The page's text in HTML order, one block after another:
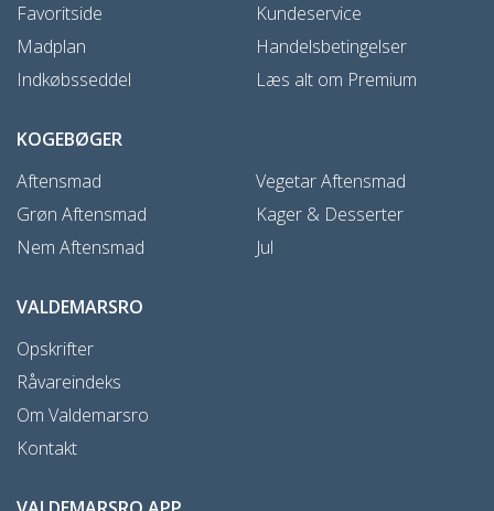
Favoritside
Madplan
Indkøbsseddel
Kundeservice
Handelsbetingelser
Læs alt om Premium
KOGEBØGER
Aftensmad
Grøn Aftensmad
Nem Aftensmad
Vegetar Aftensmad
Kager & Desserter
Jul
VALDEMARSRO
Opskrifter
Råvareindeks
Om Valdemarsro
Kontakt